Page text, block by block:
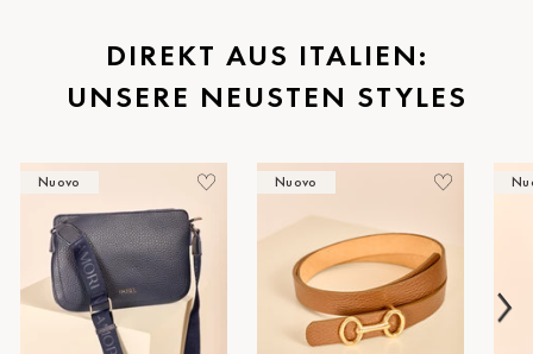
St.Pölten
Staufen
Timmendorf
Tulln
Tuttlingen
Wien Hietzing (13.Bez.)
DIREKT AUS ITALIEN:
UNSERE NEUSTEN STYLES
Nuovo Nuovo